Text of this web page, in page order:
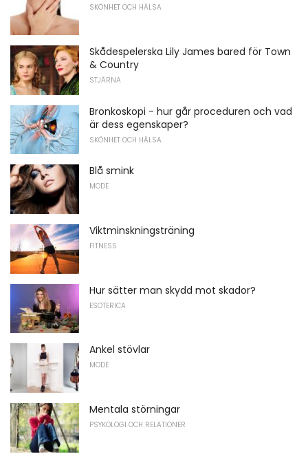
SKÖNHET OCH HÄLSA
Skådespelerska Lily James bared för Town
& Country
STJÄRNA
Bronkoskopi - hur går proceduren och vad
är dess egenskaper?
SKÖNHET OCH HÄLSA
Blå smink
MODE
Viktminskningsträning
FITNESS
Hur sätter man skydd mot skador?
ESOTERICA
Ankel stövlar
MODE
Mentala störningar
PSYKOLOGI OCH RELATIONER